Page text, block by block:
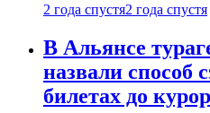
2 года спустя2 года спустя
В Альянсе
назвали способ
билетах до